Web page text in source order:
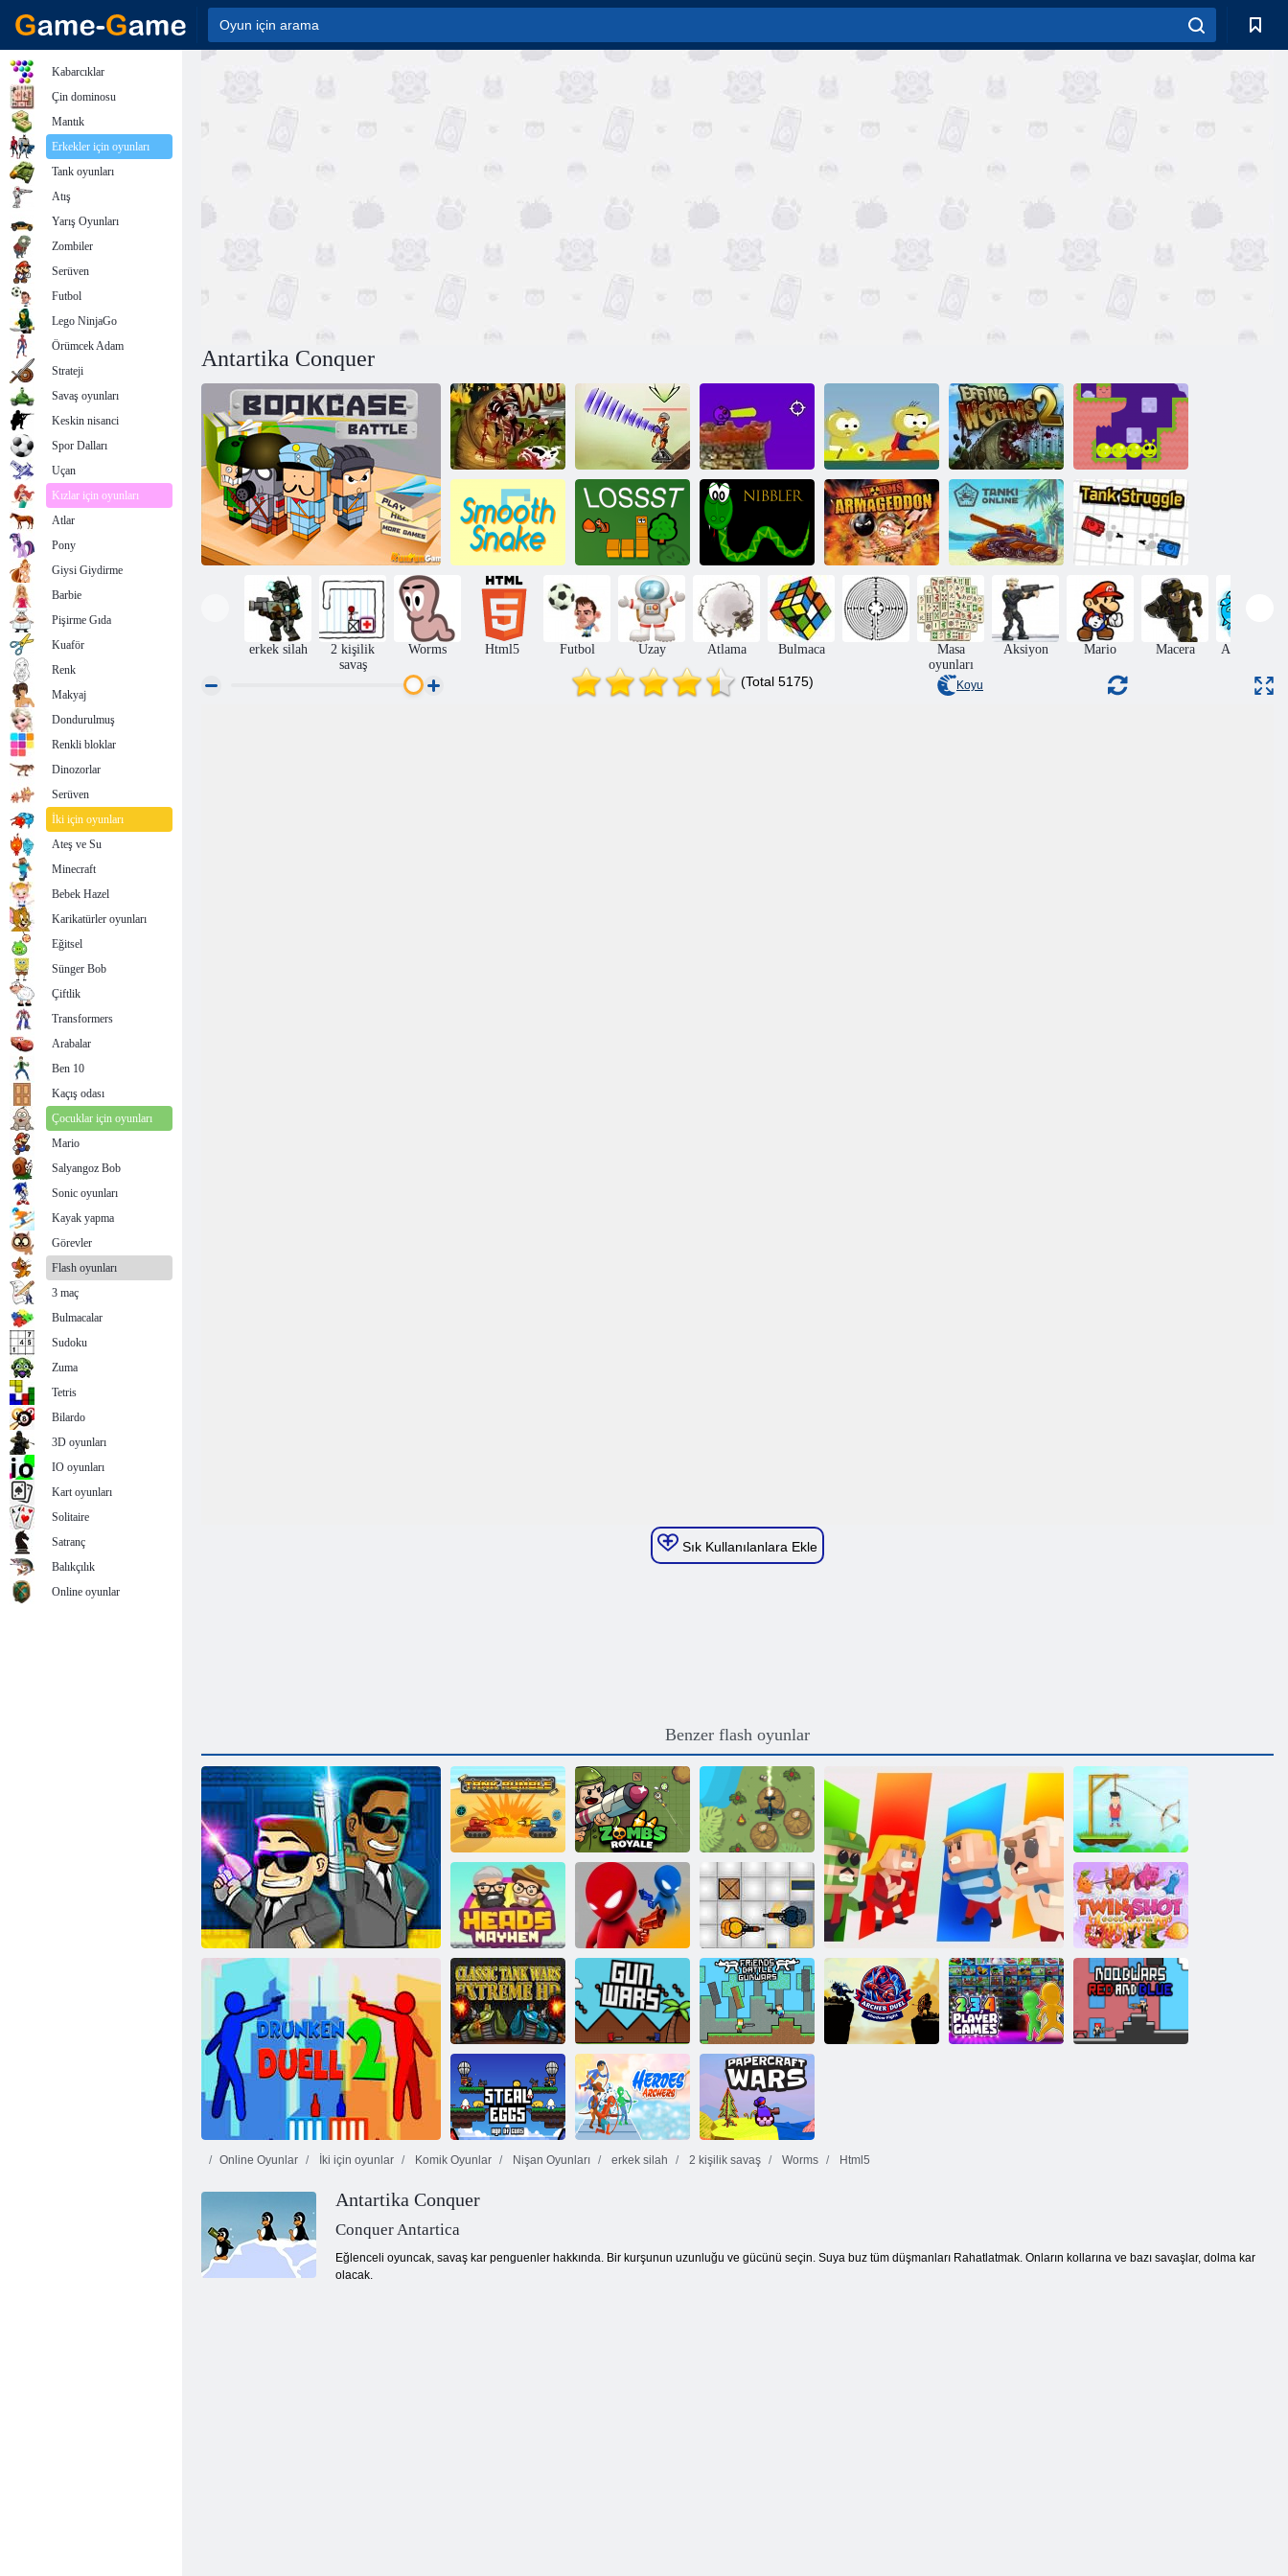
Antartika Conquer
Büyük solucan Bionoidy
Duvardan
duvara
Radye savaşları
Effing
Solucanlar 2
Mantıksal
Solucan
Pürüzsüz Yılan Kayıp Nibbler
Solucanlar
Armagedon
Tank online Tank Mücadelesi
erkek silah
2 kişilik
savaş
Worms Html5 Futbol Uzay Atlama Bulmaca
Masa
oyunları
Aksiyon Mario Macera Ateş ve Su
(Total 5175) Koyu
Sık Kullanılanlara Ekle
Benzer flash oyunlar
Yabancı avcı
Tank
Gümbürtüsü
Zombs Royale.
io
Hava Kuvvetleri
Mücadele
Bay Archer
Başkanlar
Mayhem
Sarhoş düello
Battlefield Brawl
İşbirliği
Mücadelesi
Twin Shot 2 İyi
ve Kötü
Klasik Tank
Savaşları
Extreme HD
Silah savaşları
Arkadaşlar
Gunwars ile
Savaşıyor
Yumurta Çalmak
Online Oyunlar İki için oyunlar Komik Oyunlar Nişan Oyunları erkek silah 2 kişilik savaş Worms Html5
Antartika Conquer
Conquer Antartica
Eğlenceli oyuncak, savaş kar penguenler hakkında. Bir kurşunun uzunluğu ve gücünü seçin. Suya buz tüm düşmanları Rahatlatmak. Onların kollarına ve bazı savaşlar, dolma kar
olacak.
Kabarcıklar
Çin dominosu
Mantık
Erkekler için oyunları
Tank oyunları
Atış
Yarış Oyunları
Zombiler
Serüven
Futbol
Lego NinjaGo
Örümcek Adam
Strateji
Savaş oyunları
Keskin nisanci
Spor Dalları
Uçan
Kızlar için oyunları
Atlar
Pony
Giysi Giydirme
Barbie
Pişirme Gıda
Kuaför
Renk
Makyaj
Dondurulmuş
Renkli bloklar
Dinozorlar
Serüven
İki için oyunları
Ateş ve Su
Minecraft
Bebek Hazel
Karikatürler oyunları
Eğitsel
Sünger Bob
Çiftlik
Transformers
Arabalar
Ben 10
Kaçış odası
Çocuklar için oyunları
Mario
Salyangoz Bob
Sonic oyunları
Kayak yapma
Görevler
Flash oyunları
3 maç
Bulmacalar
Sudoku
Zuma
Tetris
Bilardo
3D oyunları
IO oyunları
Kart oyunları
Solitaire
Satranç
Balıkçılık
Online oyunlar